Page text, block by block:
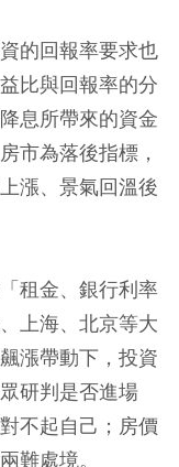
的回報率要求也
比與回報率的分
息所帶來的資金
市為落後指標，
漲、景氣回溫後
租金、銀行利率
上海、北京等大
漲帶動下，投資
研判是否進場
不起自己；房價
難處境。